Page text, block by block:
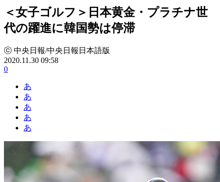
＜女子ゴルフ＞日本黄金・プラチナ世
代の躍進に韓国勢は停滞
ⓒ 中央日報/中央日報日本語版
2020.11.30 09:58
0
あ
あ
あ
あ
あ